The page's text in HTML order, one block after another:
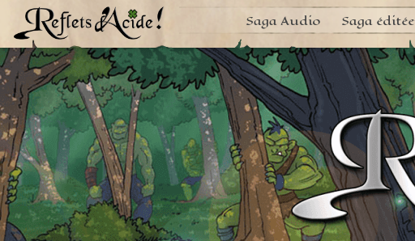
Aller
au
contenu
Saga Audio Saga éditée